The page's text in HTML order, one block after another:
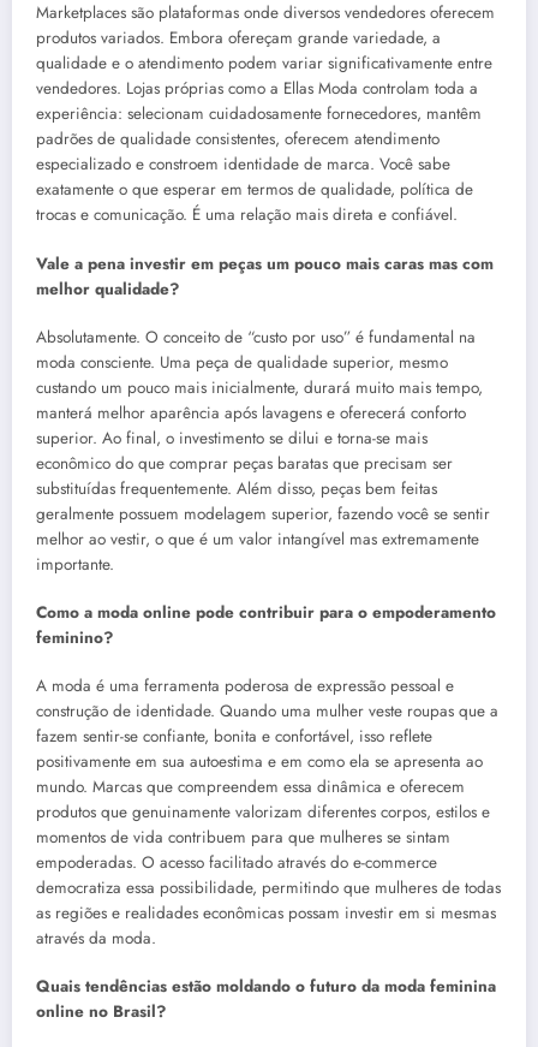
Marketplaces são plataformas onde diversos vendedores oferecem
produtos variados. Embora ofereçam grande variedade, a
qualidade e o atendimento podem variar significativamente entre
vendedores. Lojas próprias como a Ellas Moda controlam toda a
experiência: selecionam cuidadosamente fornecedores, mantêm
padrões de qualidade consistentes, oferecem atendimento
especializado e constroem identidade de marca. Você sabe
exatamente o que esperar em termos de qualidade, política de
trocas e comunicação. É uma relação mais direta e confiável.
Vale a pena investir em peças um pouco mais caras mas com
melhor qualidade?
Absolutamente. O conceito de “custo por uso” é fundamental na
moda consciente. Uma peça de qualidade superior, mesmo
custando um pouco mais inicialmente, durará muito mais tempo,
manterá melhor aparência após lavagens e oferecerá conforto
superior. Ao final, o investimento se dilui e torna-se mais
econômico do que comprar peças baratas que precisam ser
substituídas frequentemente. Além disso, peças bem feitas
geralmente possuem modelagem superior, fazendo você se sentir
melhor ao vestir, o que é um valor intangível mas extremamente
importante.
Como a moda online pode contribuir para o empoderamento
feminino?
A moda é uma ferramenta poderosa de expressão pessoal e
construção de identidade. Quando uma mulher veste roupas que a
fazem sentir-se confiante, bonita e confortável, isso reflete
positivamente em sua autoestima e em como ela se apresenta ao
mundo. Marcas que compreendem essa dinâmica e oferecem
produtos que genuinamente valorizam diferentes corpos, estilos e
momentos de vida contribuem para que mulheres se sintam
empoderadas. O acesso facilitado através do e-commerce
democratiza essa possibilidade, permitindo que mulheres de todas
as regiões e realidades econômicas possam investir em si mesmas
através da moda.
Quais tendências estão moldando o futuro da moda feminina
online no Brasil?